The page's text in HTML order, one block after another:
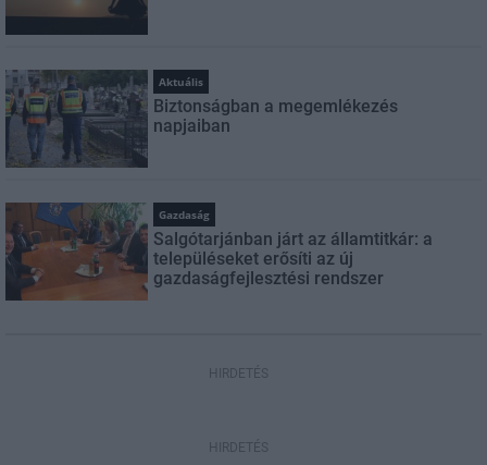
Aktuális
Biztonságban a megemlékezés
napjaiban
Gazdaság
Salgótarjánban járt az államtitkár: a
településeket erősíti az új
gazdaságfejlesztési rendszer
HIRDETÉS
HIRDETÉS